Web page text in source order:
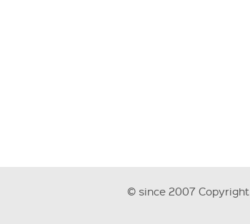
© since 2007 Copyright